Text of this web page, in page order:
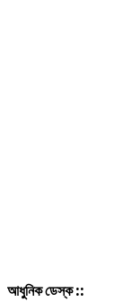
আধুনিক ডেস্ক ::